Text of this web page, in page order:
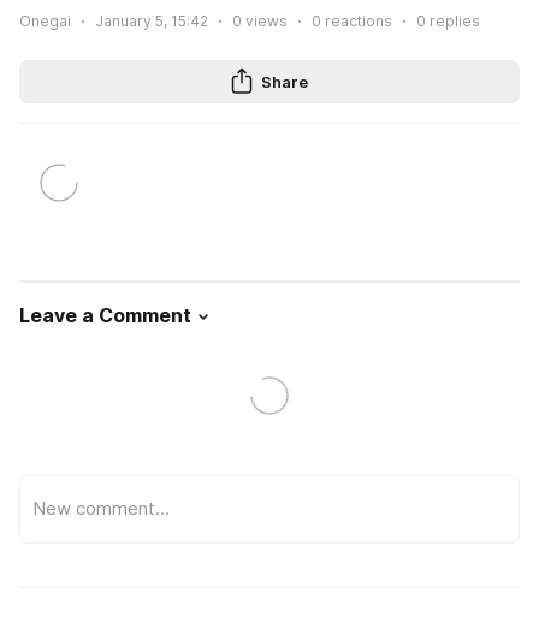
Onegai January 5, 15:42 0 views 0 reactions 0 replies
Share
Leave a Comment